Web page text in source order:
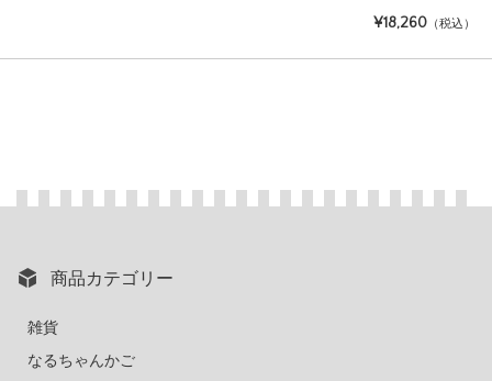
¥18,260 （税込）
商品カテゴリー
雑貨
なるちゃんかご